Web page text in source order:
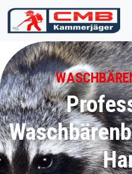
Zum Inhalt springen